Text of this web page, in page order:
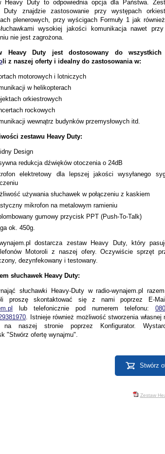
Heavy Duty to odpowiednia opcja dla Państwa.
Duty znajdzie zastosowanie przy występach
plenerowych, przy wyścigach Formuły 1 jak
wysokiej jakości komunikacja nawet przy
nie jest zagrożona.
Heavy Duty jest dostosowany do wszystkich
li z naszej oferty i idealny do zastosowania w:
motorowych i lotniczych
w helikopterach
orkiestrowych
rockowych
wewnątrz budynków przemysłowych itd.
zestawu Heavy Duty:
Design
redukcja dźwięków otoczenia o 24dB
elektretowy dla lepszej jakości wysyłanego
używania słuchawek w połączeniu z kaskiem
mikrofon na metalowym ramieniu
gumowy przycisk PPT (Push-To-Talk)
ok. 450g.
wynajem.pl dostarcza zestaw Heavy Duty, który
Motoroli z naszej ofery. Oczywiście sprzęt
dezynfekowany i testowany.
słuchawek Heavy Duty:
słuchawki Heavy-Duty w radio-wynajem.pl
proszę skontaktować się z nami poprzez E-
lub telefonicznie pod numerem telefonu:
. Istnieje również możliwość stworzenia własnej
na naszej stronie poprzez Konfigurator.
"Stwórz ofertę wynajmu".
Stwórz
Zestaw